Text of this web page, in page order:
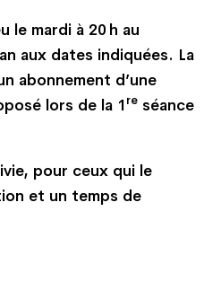
le mardi à 20 h au
aux dates indiquées. La
abonnement d’une
lors de la 1re séance
pour ceux qui le
et un temps de